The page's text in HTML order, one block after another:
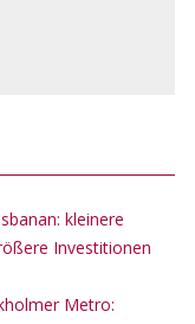
kleinere
Investitionen
Metro: